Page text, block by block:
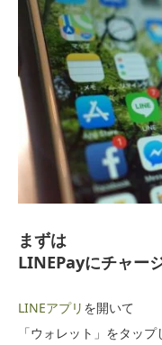
まずは
LINEPayにチャー
LINEアプリ を開いて
「ウォレット」をタップ